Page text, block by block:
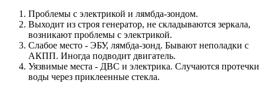
Проблемы с электрикой и лямбда-зондом.
Выходит из строя генератор, не складываются зеркала,
возникают проблемы с электрикой.
Слабое место - ЭБУ, лямбда-зонд. Бывают неполадки с
АКПП. Иногда подводит двигатель.
Уязвимые места - ДВС и электрика. Случаются протечки
воды через приклеенные стекла.